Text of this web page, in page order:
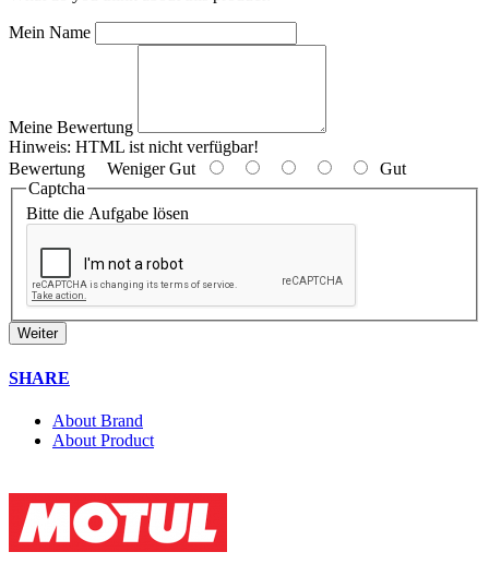
Mein Name
Meine Bewertung
Hinweis: HTML ist nicht verfügbar!
Bewertung Weniger Gut
Gut
Captcha
Bitte die Aufgabe lösen
Weiter
SHARE
About Brand
About Product